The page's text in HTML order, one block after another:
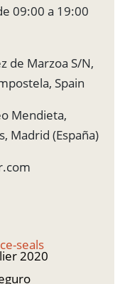
09:00 a 19:00
de Marzoa S/N,
Spain
Mendieta,
Madrid (España)